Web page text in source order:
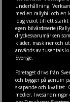
underhållning.
med en rallybil och en
idag vuxit till ett starkt
egen bilvårdsserie
dryckesvarumärken som
kläder, maskineroch
används av tusentals
Sverige.
Företaget drivs från
och bygger på genuin
skapande och kvalitet.
medier, livesändningar